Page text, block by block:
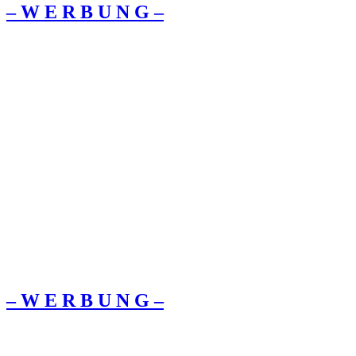
– W Ε R Β U Ν G –
– W Ε R Β U Ν G –